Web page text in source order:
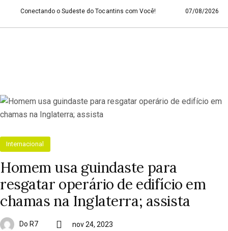
Conectando o Sudeste do Tocantins com Você! 07/08/2026
Internacional
Homem usa guindaste para
resgatar operário de edifício em
chamas na Inglaterra; assista
Do R7 nov 24, 2023